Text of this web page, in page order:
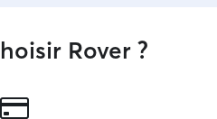
Rover ?